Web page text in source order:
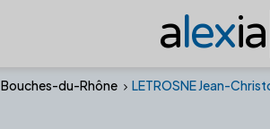
alexia
Bouches-du-Rhône LETROSNE Jean-